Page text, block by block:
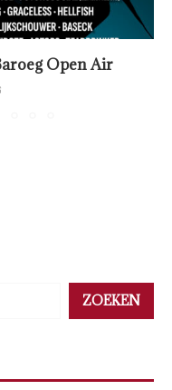
Open Air
ZOEKEN